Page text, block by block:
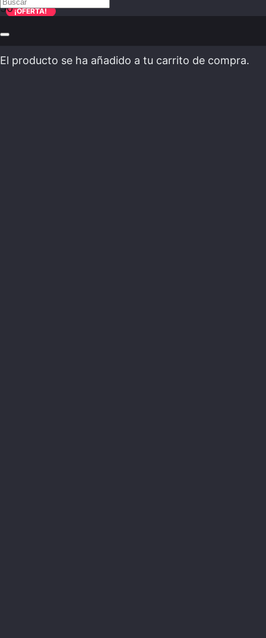
El producto se ha añadido a tu carrito de compra.
¡OFERTA!